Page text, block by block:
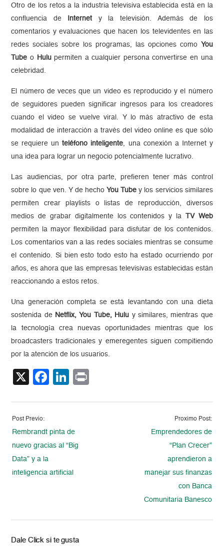
Otro de los retos a la industria televisiva establecida está en la
confluencia de
Internety la televisión. Además de los
comentarios y evaluaciones que hacen los televidentes en las
redes sociales sobre los programas, las opciones como You
Tube o Hulupermiten a cualquier persona convertirse en una
celebridad.
El número de veces que un video es reproducido y el número
de seguidores pueden significar ingresos para los creadores
cuando el video se vuelve viral. Y lo más atractivo de esta
modalidad de interacción a través del video online es que sólo
se requiere unteléfono inteligente , una conexión a Internet y
una idea para lograr un negocio potencialmente lucrativo.
Las audiencias, por otra parte, prefieren tener más control
sobre lo que ven. Y de hechoYou Tube y los servicios similares
permiten crear playlists o listas de reproducción, diversos
medios de grabar digitalmente los contenidos y la TV Web
permiten la mayor flexibilidad para disfutar de los contenidos.
Los comentarios van a las redes sociales mientras se consume
el contenido. Si bien esto todo esto ha estado ocurriendo por
años, es ahora que las empresas televisivas establecidas están
reaccionando a estos retos.
Una generación completa se está levantando con una dieta
sostenida de Netflix, You Tube, Hulu y similares, mientras que
la tecnología crea nuevas oportunidades mientras que los
broadcasters tradicionales y emeregentes siguen compitiendo
por la atención de los usuarios.
X Facebook
LinkedIn
Post Previo:
Rembrandt pinta de
nuevo gracias al “Big
Data” y a la
inteligencia artificial
Proximo Post:
Emprendedores de
“Plan Crecer”
aprendieron a
manejar sus finanzas
con Banca
Comunitaria Banesco
Dale Click si te gusta